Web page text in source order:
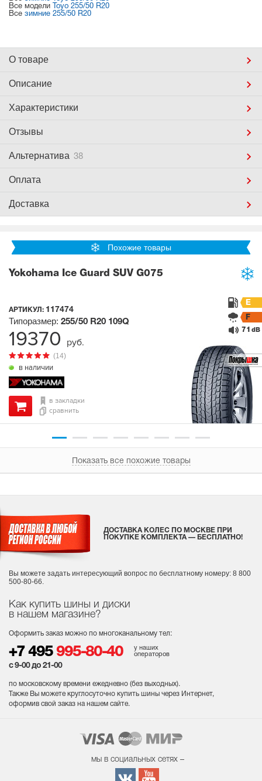
Все модели
Toyo 255/50 R20
Все зимние 255/50 R20
О товаре
Описание
Характеристики
Отзывы
Альтернатива 38
Оплата
Доставка
Похожие товары
Yokohama Ice Guard SUV G075
АРТИКУЛ: 117474
в наличии
(14)
Типоразмер: 255/50 R20 109Q
E
F
71 dB
в закладки
сравнить
19370 руб.
Показать все похожие товары
Как купить шины и диски
в нашем магазине?
Оформить заказ можно по многоканальному тел:
+7 495 995-80-40
у наших
операторов
с 9-00 до 21-00
по московскому времени ежедневно (без выходных).
Также Вы можете круглосуточно купить шины через Интернет,
оформив свой заказ на нашем сайте.
ДОСТАВКА КОЛЕС ПО МОСКВЕ ПРИ
ПОКУПКЕ КОМПЛЕКТА — БЕСПЛАТНО!
Вы можете задать интересующий вопрос по бесплатному номеру: 8 800
500-80-66.
мы в социальных сетях –